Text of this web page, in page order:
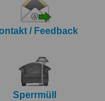
/ Feedback
Sperrmüll